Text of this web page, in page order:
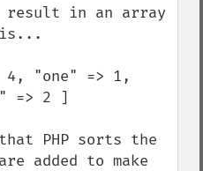
in an array
=> 2 ]
PHP sorts the
added to make